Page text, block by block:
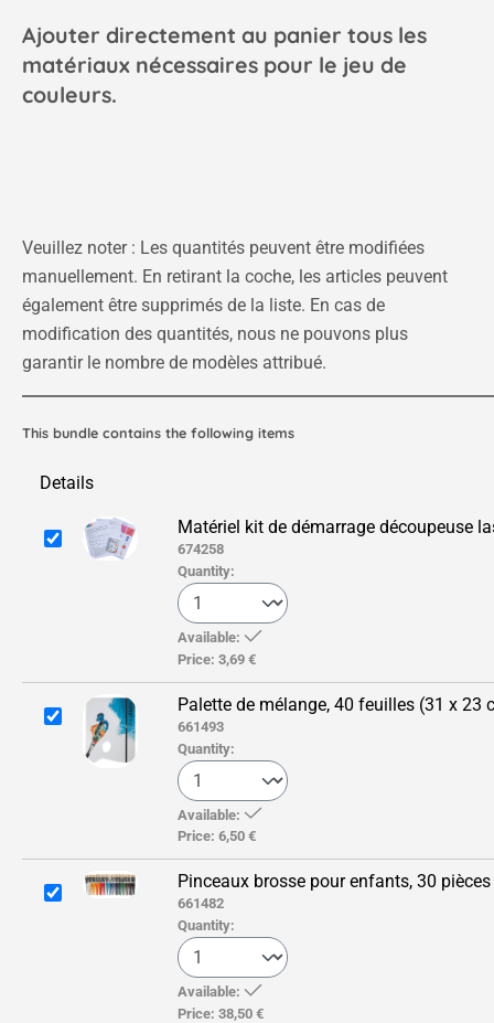
Ajouter directement au panier tous les
matériaux nécessaires pour le jeu de
couleurs.
Veuillez noter : Les quantités peuvent être modifiées
manuellement. En retirant la coche, les articles peuvent
également être supprimés de la liste. En cas de
modification des quantités, nous ne pouvons plus
garantir le nombre de modèles attribué.
This bundle contains the following items
Details
Matériel kit de démarrage découpeuse
674258
Quantity:
Available:
Price: 3,69 €
Palette de mélange, 40 feuilles (31 x 23
661493
Quantity:
Available:
Price: 6,50 €
Pinceaux brosse pour enfants, 30 pièces
661482
Quantity:
Available:
Price: 38,50 €